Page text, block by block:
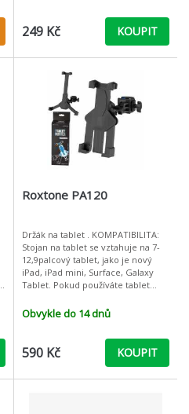
249 Kč KOUPIT
Roxtone PA120
Držák na tablet . KOMPATIBILITA:
Stojan na tablet se vztahuje na 7-
12,9palcový tablet, jako je nový
iPad, iPad mini, Surface, Galaxy
Tablet. Pokud používáte tablet
stabilní při pou
Obvykle do 14 dnů
590 Kč KOUPIT